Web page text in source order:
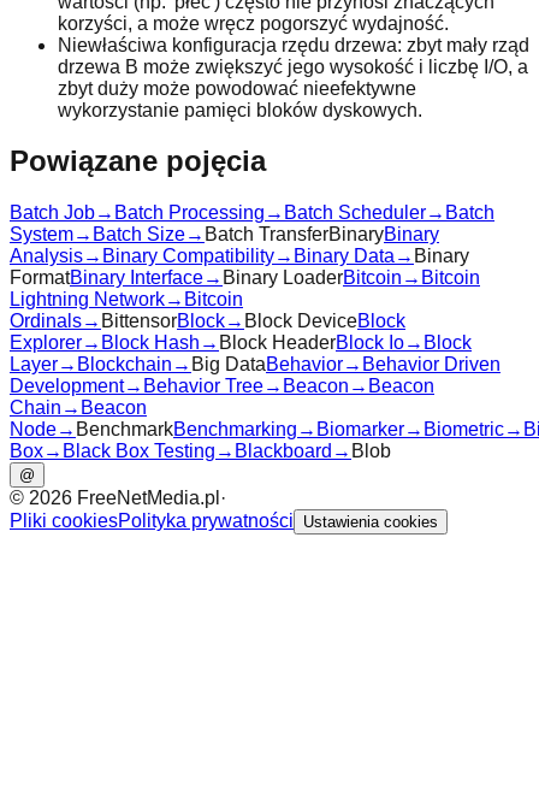
korzyści, a może wręcz pogorszyć wydajność.
Niewłaściwa konfiguracja rzędu drzewa: zbyt mały rząd
drzewa B może zwiększyć jego wysokość i liczbę I/O, a
zbyt duży może powodować nieefektywne
wykorzystanie pamięci bloków dyskowych.
Powiązane pojęcia
Batch Job→ Batch Processing → Batch Scheduler→ Batch
System→ Batch Size→ Batch TransferBinaryBinary
Analysis→ Binary Compatibility→ Binary Data → Binary
FormatBinary Interface→ Binary LoaderBitcoin → Bitcoin
Lightning Network→ Bitcoin
Ordinals→ BittensorBlock→ Block DeviceBlock
Explorer→ Block Hash → Block HeaderBlock Io→ Block
Layer→ Blockchain → Big DataBehavior→ Behavior Driven
Development→ Behavior Tree→ Beacon → Beacon
Chain → Beacon
Node→ BenchmarkBenchmarking → Biomarker→ Biometric→
Box→ Black Box Testing → Blackboard → Blob
@
© 2026 FreeNetMedia.pl ·
Pliki cookiesPolityka prywatności Ustawienia cookies